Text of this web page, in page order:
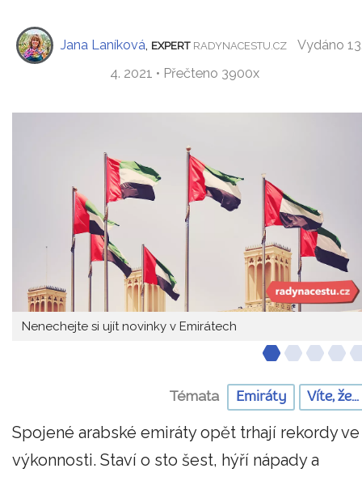
Jana Laníková EXPERT RADYNACESTU.CZ
Vydáno
4. 2021 • Přečteno 3900x
Nenechejte si ujít novinky v Emirátech
Témata Emiráty Víte, že...
Spojené arabské emiráty opět trhají rekordy ve
výkonnosti. Staví o sto šest, hýří nápady a